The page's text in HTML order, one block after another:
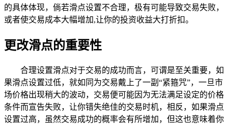
的具体体现，倘若滑点设置不合理，极有可能导致交易失败，
或者使交易成本大幅增加,让你的投资收益大打折扣。
更改滑点的重要性
合理设置滑点对于交易的成功而言，可谓是至关重要，如
果滑点设置过低，就如同为交易戴上了一副“紧箍咒”，一旦市
场价格出现稍大的波动，交易便可能因为无法满足设定的价格
条件而宣告失败，让你错失绝佳的交易时机，相反，如果滑点
设置过高，虽然交易成功的概率会有所增加，但这也意味着你